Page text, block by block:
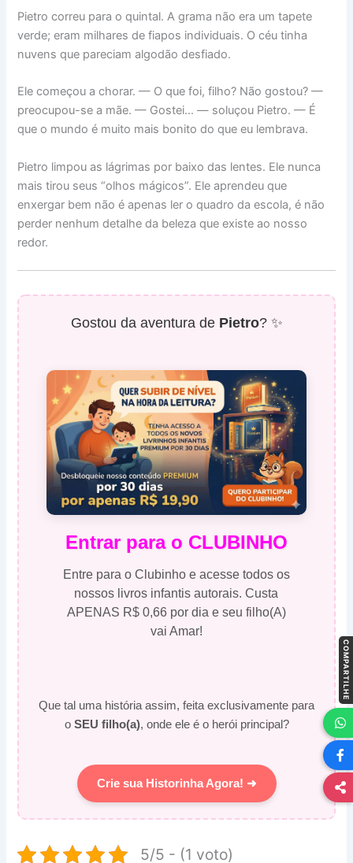
Pietro correu para o quintal. A grama não era um tapete
verde; eram milhares de fiapos individuais. O céu tinha
nuvens que pareciam algodão desfiado.
Ele começou a chorar. — O que foi, filho? Não gostou? —
preocupou-se a mãe. — Gostei… — soluçou Pietro. — É
que o mundo é muito mais bonito do que eu lembrava.
Pietro limpou as lágrimas por baixo das lentes. Ele nunca
mais tirou seus “olhos mágicos”. Ele aprendeu que
enxergar bem não é apenas ler o quadro da escola, é não
perder nenhum detalhe da beleza que existe ao nosso
redor.
Gostou da aventura de Pietro? ✨
Entrar para o CLUBINHO
Entre para o Clubinho e acesse todos os
nossos livros infantis autorais. Custa
APENAS R$ 0,66 por dia e seu filho(A)
vai Amar!
Que tal uma história assim, feita exclusivamente para
o SEU filho(a), onde ele é o herói principal?
Crie sua Historinha Agora! ➜
5/5 - (1 voto)
COMPARTILHE